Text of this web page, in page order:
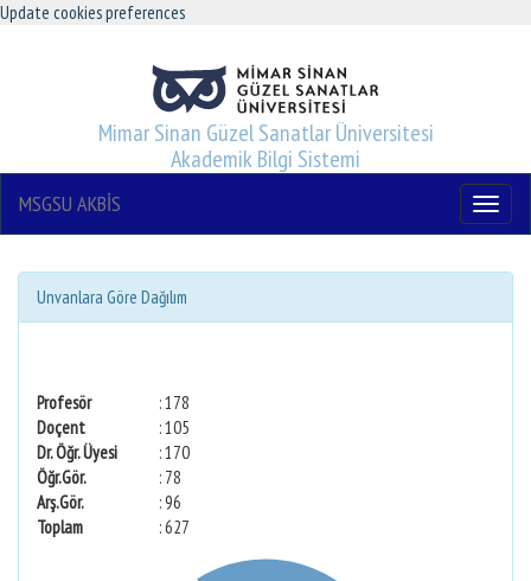
Update cookies preferences
Mimar Sinan Güzel Sanatlar Üniversitesi
Akademik Bilgi Sistemi
Menu
MSGSU AKBİS
Unvanlara Göre Dağılım
Profesör
: 178
Doçent
: 105
Dr. Öğr. Üyesi
: 170
Öğr.Gör.
: 78
Arş.Gör.
: 96
Toplam
: 627